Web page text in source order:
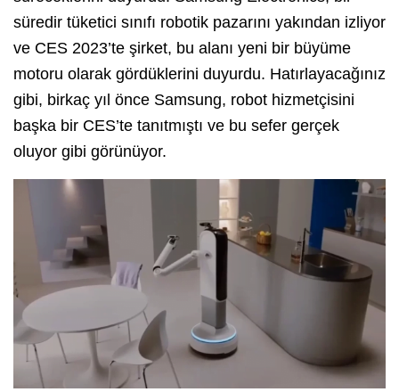
süredir tüketici sınıfı robotik pazarını yakından izliyor
ve CES 2023’te şirket, bu alanı yeni bir büyüme
motoru olarak gördüklerini duyurdu. Hatırlayacağınız
gibi, birkaç yıl önce Samsung, robot hizmetçisini
başka bir CES’te tanıtmıştı ve bu sefer gerçek
oluyor gibi görünüyor.